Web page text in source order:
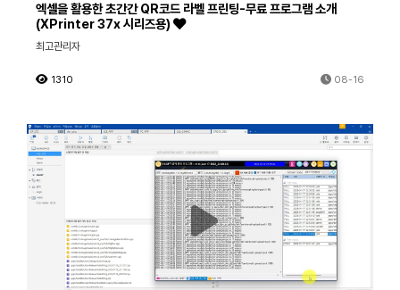
엑셀을 활용한 초간간 QR코드 라벨 프린팅-무료 프로그램 소개
(XPrinter 37x 시리즈용)
최고관리자
1310 08-16